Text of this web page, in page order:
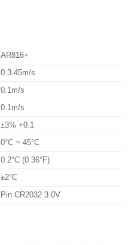
AR816+
0.3-45m/s
0.1m/s
0.1m/s
±3% +0.1
0°C ~ 45°C
0.2°C (0.36°F)
±2°C
Pin CR2032 3.0V